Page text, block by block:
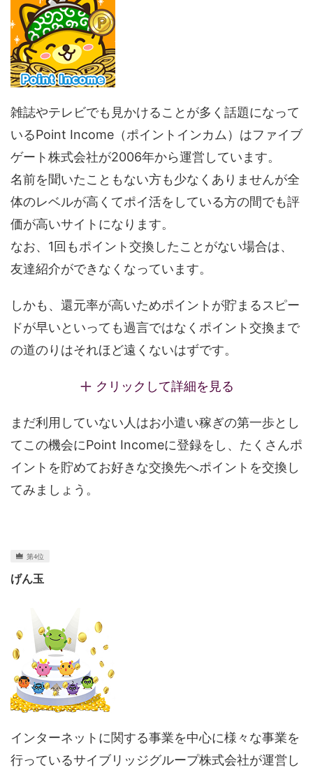
雑誌やテレビでも見かけることが多く話題になって
いるPoint Income（ポイントインカム）はファイブ
ゲート株式会社が2006年から運営しています。
名前を聞いたこともない方も少なくありませんが全
体のレベルが高くてポイ活をしている方の間でも評
価が高いサイトになります。
なお、1回もポイント交換したことがない場合は、
友達紹介ができなくなっています。
しかも、還元率が高いためポイントが貯まるスピー
ドが早いといっても過言ではなくポイント交換まで
の道のりはそれほど遠くないはずです。
クリックして詳細を見る
まだ利用していない人はお小遣い稼ぎの第一歩とし
てこの機会にPoint Incomeに登録をし、たくさんポ
イントを貯めてお好きな交換先へポイントを交換し
てみましょう。
げん玉
インターネットに関する事業を中心に様々な事業を
行っているサイブリッジグループ株式会社が運営し